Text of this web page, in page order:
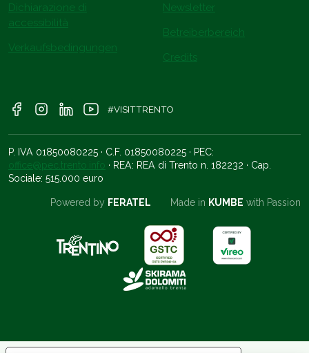
Dichiarazione di
accessibilità
Verkaufsbedingungen
Newsletter
Betreiberbereich
Credits
#VISITTRENTO
P. IVA 01850080225 · C.F. 01850080225 · PEC:
office@pec.trento.info · REA: REA di Trento n. 182232 · Cap.
Sociale: 515.000 euro
Powered by FERATEL Made in KUMBE with Passion